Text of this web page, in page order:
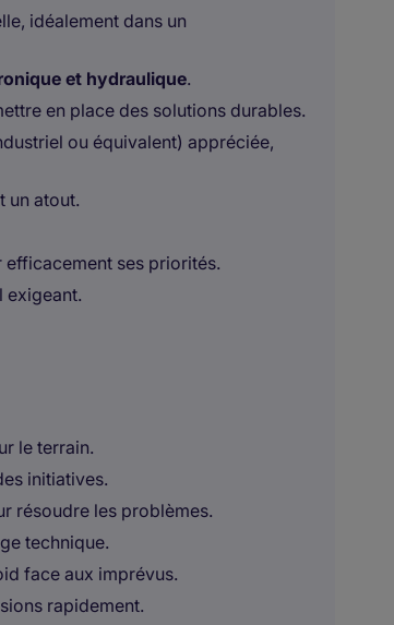
idéalement dans un
et hydraulique.
en place des solutions durables.
ou équivalent) appréciée,
un atout.
ses priorités.
exigeant.
le terrain.
initiatives.
résoudre les problèmes.
technique.
face aux imprévus.
rapidement.